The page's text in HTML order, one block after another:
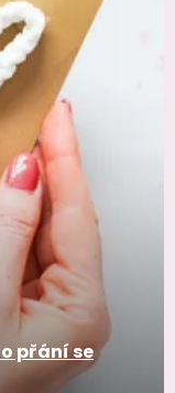
přání se